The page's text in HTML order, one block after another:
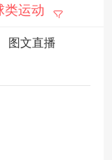
类运动
图文直播